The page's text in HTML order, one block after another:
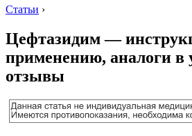
Статьи ›
Цефтазидим —
применению, аналоги в
отзывы